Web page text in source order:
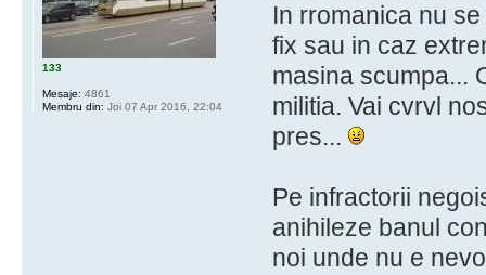
In rromanica nu
fix sau in caz
masina scumpa...
militia. Vai cvrvl
pres...
Pe infractorii
anihileze banul
noi unde nu e
133
Mesaje: 4861
Membru din: Joi 07 Apr 2016, 22:04